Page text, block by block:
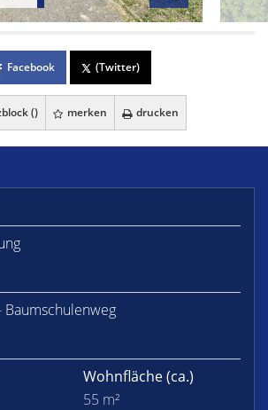
Facebook (Twitter)
() merken drucken
Baumschulenweg
Wohnfläche(ca.)
55 m²